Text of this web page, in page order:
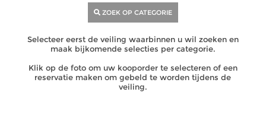
ZOEK OP CATEGORIE
Selecteer eerst de veiling waarbinnen u wil zoeken en
maak bijkomende selecties per categorie.
Klik op de foto om uw kooporder te selecteren of een
reservatie maken om gebeld te worden tijdens de
veiling.